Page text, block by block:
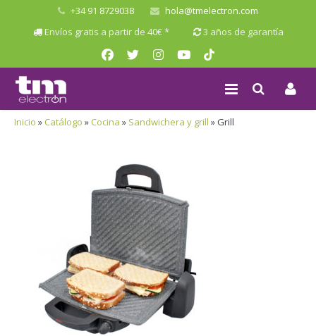
+34 91 8729038
hola@tmelectron.com
Envíos gratis a partir de 40€ *
3 años de garantía
Inicio » Catálogo » Cocina » Sandwichera y grill » Grill